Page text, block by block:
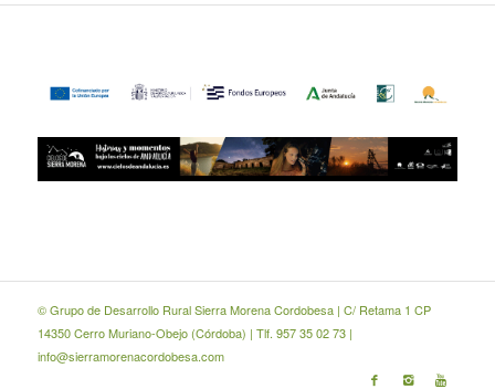
© Grupo de Desarrollo Rural Sierra Morena Cordobesa | C/ Retama 1 CP
14350 Cerro Muriano-Obejo (Córdoba) | Tlf. 957 35 02 73 |
info@sierramorenacordobesa.com